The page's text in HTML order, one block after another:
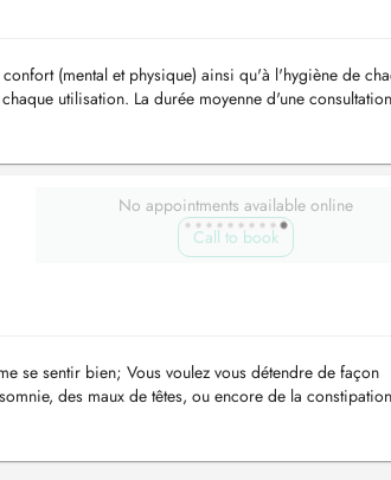
(mental et physique) ainsi qu'à l'hygiène de
utilisation. La durée moyenne d'une
No appointments available online
Call to book
se sentir bien; Vous voulez vous détendre de façon
des maux de têtes, ou encore de la